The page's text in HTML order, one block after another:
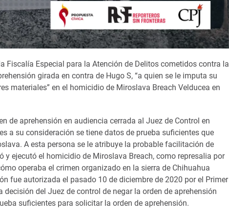
Fiscalía Especial para la Atención de Delitos cometidos contra la
girada en contra de Hugo S, “a quien se le imputa su
materiales” en el homicidio de Miroslava Breach Velducea en
de aprehensión en audiencia cerrada al Juez de Control en
a su consideración se tiene datos de prueba suficientes que
A esta persona se le atribuye la probable facilitación de
ejecutó el homicidio de Miroslava Breach, como represalia por
operaba el crimen organizado en la sierra de Chihuahua
fue autorizada el pasado 10 de diciembre de 2020 por el Primer
del Juez de control de negar la orden de aprehensión
suficientes para solicitar la orden de aprehensión.